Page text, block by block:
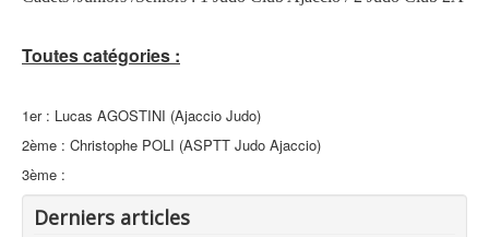
Toutes catégories :
1er : Lucas AGOSTINI (Ajaccio Judo)
2ème : Christophe POLI (ASPTT Judo Ajaccio)
3ème :
Derniers articles